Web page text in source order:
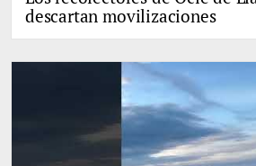
descartan movilizaciones